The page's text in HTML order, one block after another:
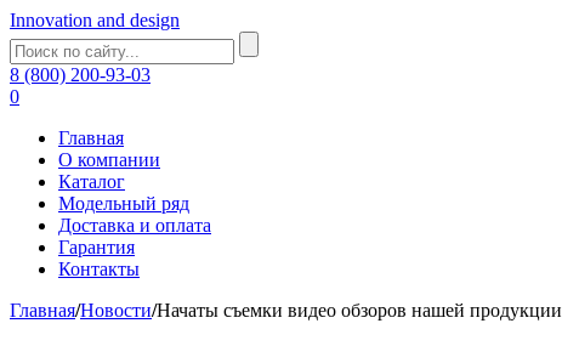
Innovation and design
8 (800) 200-93-03
0
Главная
О компании
Каталог
Модельный ряд
Доставка и оплата
Гарантия
Контакты
Главная/Новости/Начаты съемки видео обзоров нашей продукции